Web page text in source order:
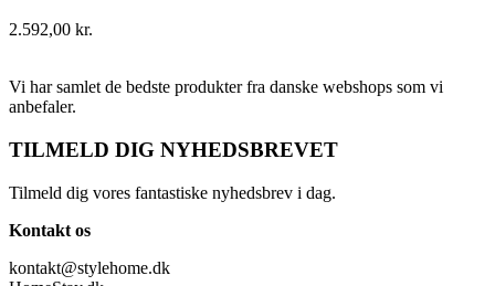
2.592,00 kr.
Vi har samlet de bedste produkter fra danske webshops som vi
anbefaler.
TILMELD DIG NYHEDSBREVET
Tilmeld dig vores fantastiske nyhedsbrev i dag.
Kontakt os
kontakt@stylehome.dk